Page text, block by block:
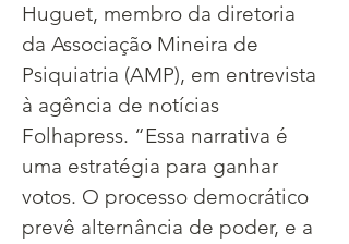
Huguet, membro da diretoria
da Associação Mineira de
Psiquiatria (AMP), em entrevista
à agência de notícias
Folhapress. “Essa narrativa é
uma estratégia para ganhar
votos. O processo democrático
prevê alternância de poder, e a